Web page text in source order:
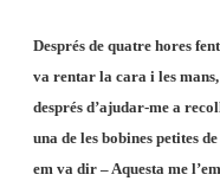
Després de quatre hores
va rentar la cara i les
després d’ajudar-me a
una de les bobines petites
em va dir – Aquesta me